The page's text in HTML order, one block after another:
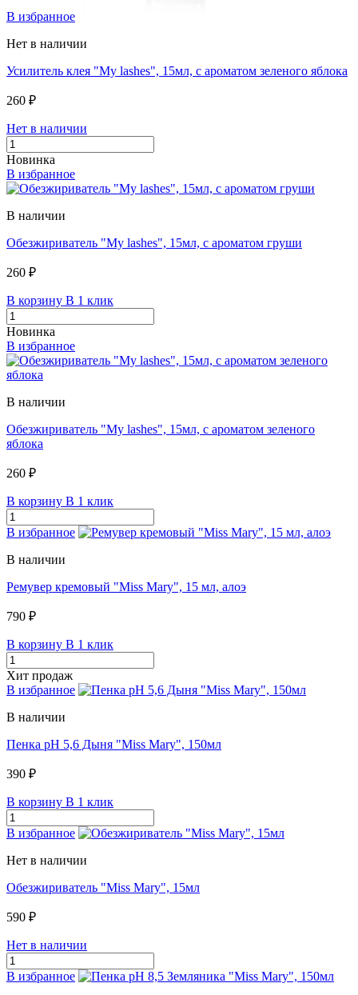
В избранное
Нет в наличии
Усилитель клея "My lashes", 15мл, с ароматом зеленого яблока
260 ₽
Нет в наличии
Новинка
В избранное
В наличии
Обезжириватель "My lashes", 15мл, с ароматом груши
260 ₽
В корзину В 1 клик
Новинка
В избранное
В наличии
Обезжириватель "My lashes", 15мл, с ароматом зеленого
яблока
260 ₽
В корзину В 1 клик
В избранное
В наличии
Ремувер кремовый "Miss Mary", 15 мл, алоэ
790 ₽
В корзину В 1 клик
Хит продаж
В избранное
В наличии
Пенка pH 5,6 Дыня "Miss Mary", 150мл
390 ₽
В корзину В 1 клик
В избранное
Нет в наличии
Обезжириватель "Miss Mary", 15мл
590 ₽
Нет в наличии
В избранное